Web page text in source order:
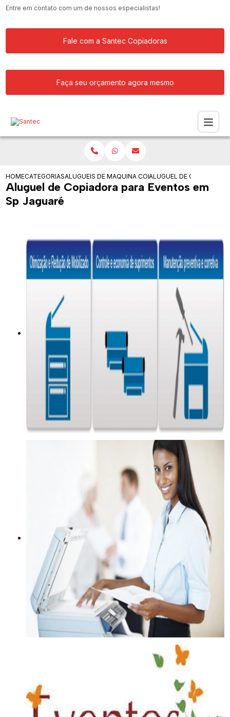
Entre em contato com um de nossos especialistas!
Fale com a Santec Copiadoras
Faça seu orçamento agora mesmo
HOMECATEGORIASALUGUEIS DE COPIADORASMAQUINA COPIADORA KYOCERA PARA
ALUGUEL DE COPIADORA
Aluguel de Copiadora para Eventos em
Sp Jaguaré